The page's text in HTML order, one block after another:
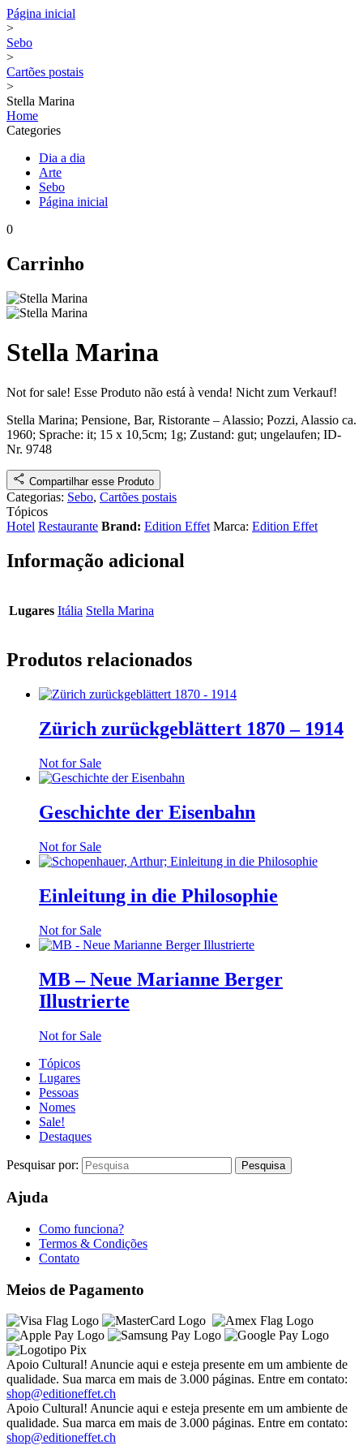
Página inicial
>
Sebo
>
Cartões postais
>
Stella Marina
Home
Categories
Dia a dia
Arte
Sebo
Página inicial
0
Carrinho
Stella Marina
Not for sale! Esse Produto não está à venda! Nicht zum Verkauf!
Stella Marina; Pensione, Bar, Ristorante – Alassio; Pozzi, Alassio ca.
1960; Sprache: it; 15 x 10,5cm; 1g; Zustand: gut; ungelaufen; ID-
Nr. 9748
Compartilhar esse Produto
Categorias: Sebo, Cartões postais
Tópicos
Hotel Restaurante Brand: Edition Effet Marca: Edition Effet
Informação adicional
Lugares Itália Stella Marina
Produtos relacionados
Zürich zurückgeblättert 1870 – 1914
Not for Sale
Geschichte der Eisenbahn
Not for Sale
Einleitung in die Philosophie
Not for Sale
MB – Neue Marianne Berger
Illustrierte
Not for Sale
Tópicos
Lugares
Pessoas
Nomes
Sale!
Destaques
Pesquisar por:
Ajuda
Como funciona?
Termos & Condições
Contato
Meios de Pagamento
Apoio Cultural! Anuncie aqui e esteja presente em um ambiente de
qualidade. Sua marca em mais de 3.000 páginas. Entre em contato:
shop@editioneffet.ch
Apoio Cultural! Anuncie aqui e esteja presente em um ambiente de
qualidade. Sua marca em mais de 3.000 páginas. Entre em contato:
shop@editioneffet.ch